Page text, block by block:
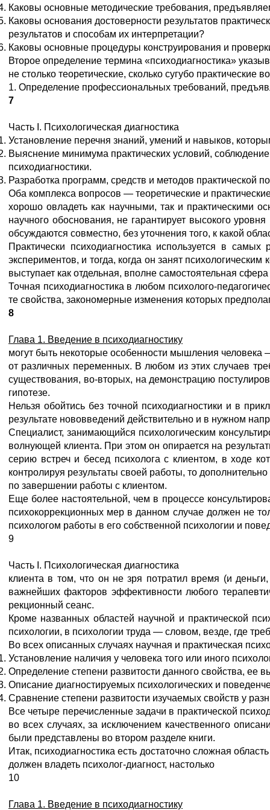
Каковы основные методические требования,
Каковы основания достоверности результатов
результатов и способам их интерпретации?
Каковы основные процедуры конструирования и
Второе определение термина «психодиагностика»
не столько теоретические, сколько сугубо
1. Определение профессиональных требований,
7
Часть I. Психологическая диагностика
Установление перечня знаний, умений и навыков,
Выяснение минимума практических условий,
психодиагностики.
Разработка программ, средств и методов практической
Оба комплекса вопросов — теоретические и
хорошо овладеть как научными, так и практическими
научного обоснования, не гарантирует высокого
обсуждаются совместно, без уточнения того, к какой
Практически психодиагностика используется в
экспериментов, и тогда, когда он занят
выступает как отдельная, вполне самостоятельная
Точная психодиагностика в любом психолого-
те свойства, закономерные изменения которых
8
Глава 1. Введение в психодиагностику
могут быть некоторые особенности мышления человека
от различных переменных. В любом из этих случаев
существования, во-вторых, на демонстрацию
гипотезе.
Нельзя обойтись без точной психодиагностики и в
результате нововведений действительно и в нужном
Специалист, занимающийся психологическим
волнующей клиента. При этом он опирается на
серию встреч и бесед психолога с клиентом, в ходе
контролируя результаты своей работы, то
по завершении работы с клиентом.
Еще более настоятельной, чем в процессе
психокоррекционных мер в данном случае должен не
психологом работы в его собственной психологии и
9
Часть I. Психологическая диагностика
клиента в том, что он не зря потратил время (и
важнейших факторов эффективности любого
рекционный сеанс.
Кроме названных областей научной и практической
психологии, в психологии труда — словом, везде, где
Во всех описанных случаях научная и практическая
Установление наличия у человека того или иного
Определение степени развитости данного свойства, ее
Описание диагностируемых психологических и
Сравнение степени развитости изучаемых свойств у
Все четыре перечисленные задачи в практической
во всех случаях, за исключением качественного
были представлены во втором разделе книги.
Итак, психодиагностика есть достаточно сложная
должен владеть психолог-диагност, настолько
10
Глава 1. Введение в психодиагностику